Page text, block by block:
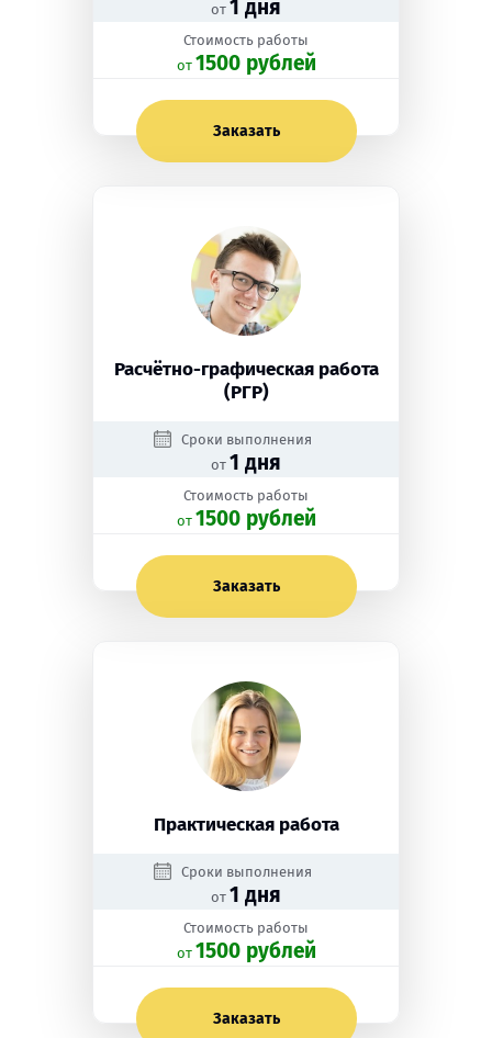
от 1 дня
Стоимость работы
oт 1500 рублей
Заказать
Расчётно-графическая работа
(РГР)
Сроки выполнения
от 1 дня
Стоимость работы
oт 1500 рублей
Заказать
Практическая работа
Сроки выполнения
от 1 дня
Стоимость работы
oт 1500 рублей
Заказать